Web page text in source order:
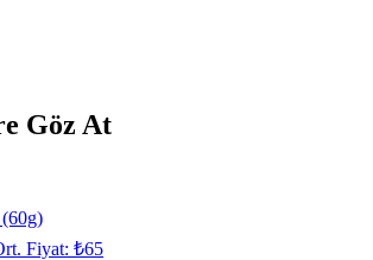
Göz At
Fiyat: ₺65